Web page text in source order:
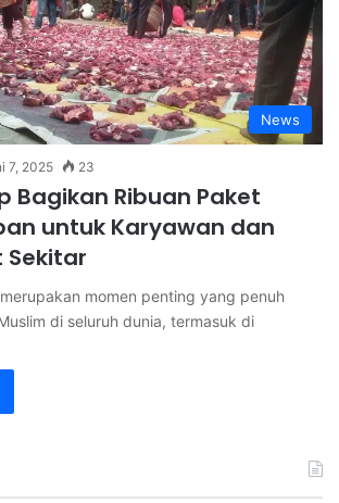
News
7, 2025 23
Bagikan Ribuan Paket
untuk Karyawan dan
Sekitar
momen penting yang penuh
di seluruh dunia, termasuk di